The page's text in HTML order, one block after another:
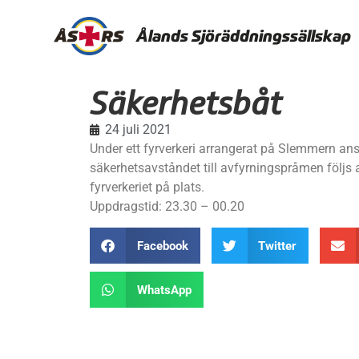
Ålands Sjöräddningssällskap
Säkerhetsbåt
24 juli 2021
Under ett fyrverkeri arrangerat på Slemmern
säkerhetsavståndet till avfyrningspråmen följs
fyrverkeriet på plats.
Uppdragstid: 23.30 – 00.20
Facebook Twitter
WhatsApp